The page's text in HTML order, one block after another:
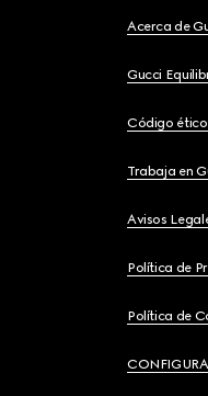
Acerca de
Gucci
Código ético
Trabaja en
Avisos
Política de
Política de